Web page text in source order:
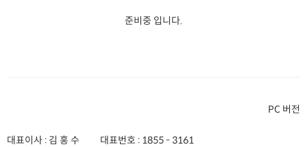
준비중 입니다.
PC 버전
대표이사 : 김 홍 수 대표번호 : 1855 - 3161